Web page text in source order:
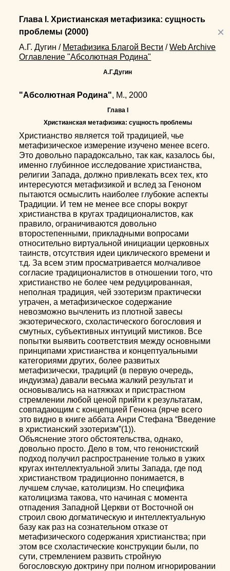
×
Глава I. Христианская метафизика: сущность
проблемы (2000)
А.Г. Дугин / Метафизика Благой Вести / Web Archive
Оглавление "Абсолютная Родина"
А.Г.Дугин
"Абсолютная Родина", М., 2000
Глава I
Христианская метафизика: сущность проблемы
Христианство является той традицией, чье
метафизическое измерение изучено менее всего.
Это довольно парадоксально, так как, казалось бы,
именно глубинное исследование христианства,
религии Запада, должно привлекать всех тех, кто
интересуются метафизикой и вслед за Геноном
пытаются осмыслить наиболее глубокие аспекты
Традиции. И тем не менее все споры вокруг
христианства в кругах традиционалистов, как
правило, ограничиваются довольно
второстепенными, прикладными вопросами
относительно виртуальной инициации церковных
таинств, отсутствия идеи циклического времени и
т.д. За всем этим просматривается молчаливое
согласие традиционалистов в отношении того, что
христианство не более чем редуцированная,
неполная традиция, чей эзотеризм практически
утрачен, а метафизическое содержание
невозможно вычленить из плотной завесы
экзотерического, схоластического богословия и
смутных, субъективных интуиций мистиков. Все
попытки выявить соответствия между основными
принципами христианства и концептуальными
категориями других, более развитых
метафизически, традиций (в первую очередь,
индуизма) давали весьма жалкий результат и
основывались на натяжках и пристрастном
стремлении любой ценой прийти к результатам,
совпадающим с концепцией Генона (ярче всего
это видно в книге аббата Анри Стефана “Введение
в христианский эзотеризм”(1)).
Объяснение этого обстоятельства, однако,
довольно просто. Дело в том, что генонистский
подход получил распространение только в узких
кругах интеллектуальной элиты Запада, где под
христианством традиционно понимается, в
лучшем случае, католицизм. Но специфика
католицизма такова, что начиная с момента
отпадения Западной Церкви от Восточной он
строил свою догматическую и интеллектуальную
базу как раз на сознательном отказе от
метафизического содержания христианства; при
этом все схоластические конструкции были, по
сути, стремлением развить стройную
богословскую доктрину при полном игнорировании